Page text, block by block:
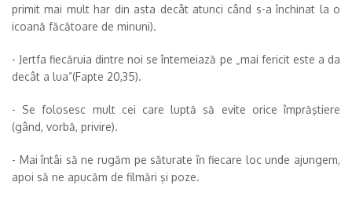
primit mai mult har din asta decât atunci când s-a închinat la o
icoană făcătoare de minuni).
- Jertfa fiecăruia dintre noi se întemeiază pe „mai fericit este a da
decât a lua”(Fapte 20,35).
- Se folosesc mult cei care luptă să evite orice împrăştiere
(gând, vorbă, privire).
- Mai întâi să ne rugăm pe săturate în fiecare loc unde ajungem,
apoi să ne apucăm de filmări şi poze.